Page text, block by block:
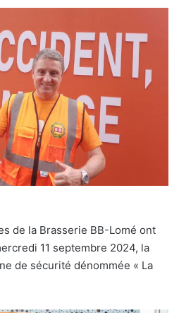
de la Brasserie BB-Lomé ont
11 septembre 2024, la
de sécurité dénommée « La